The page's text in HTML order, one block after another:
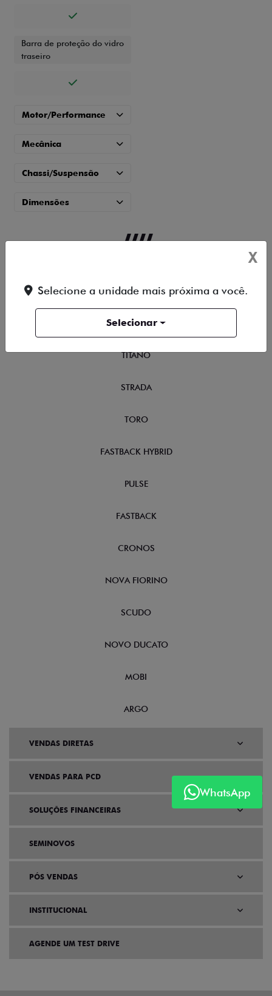
Barra de proteção do vidro
traseiro
Motor/Performance
Mecânica
Chassi/Suspensão
Dimensões
WhatsApp
OFERTAS
TITANO
STRADA
TORO
FASTBACK HYBRID
PULSE
FASTBACK
CRONOS
NOVA FIORINO
SCUDO
NOVO DUCATO
MOBI
ARGO
VENDAS DIRETAS
VENDAS PARA PCD
SOLUÇÕES FINANCEIRAS
SEMINOVOS
PÓS VENDAS
INSTITUCIONAL
AGENDE UM TEST DRIVE
X
Selecione a unidade mais próxima a você.
Selecionar